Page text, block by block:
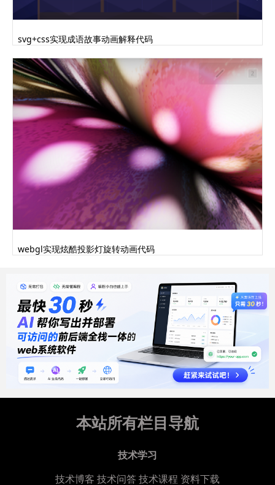
svg+css实现成语故事动画解释代码
webgl实现炫酷投影灯旋转动画代码
本站所有栏目导航
技术学习
技术博客 技术问答技术课程 资料下载